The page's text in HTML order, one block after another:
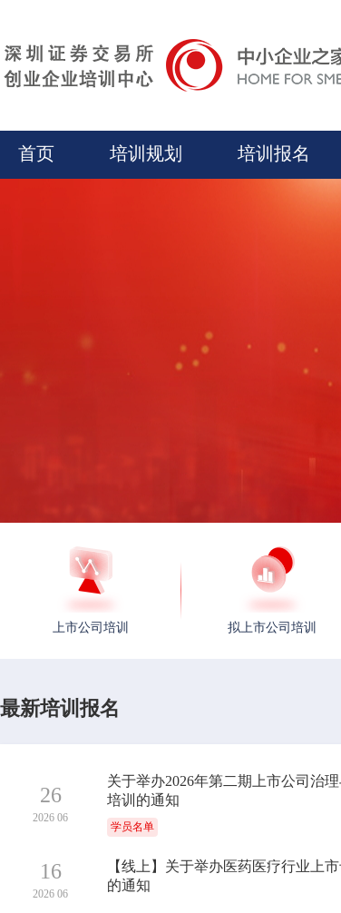
首页 培训规划 培训报名
上市公司培训 拟上市公司培训
最新培训报名
26
2026 06
关于举办2026年第二期上市公司治
培训的通知
学员名单
16
2026 06
【线上】关于举办医药医疗行业上
的通知